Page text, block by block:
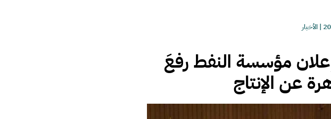
|الأخبار
مؤسسة النفط رفعَ
عن الإنتاج